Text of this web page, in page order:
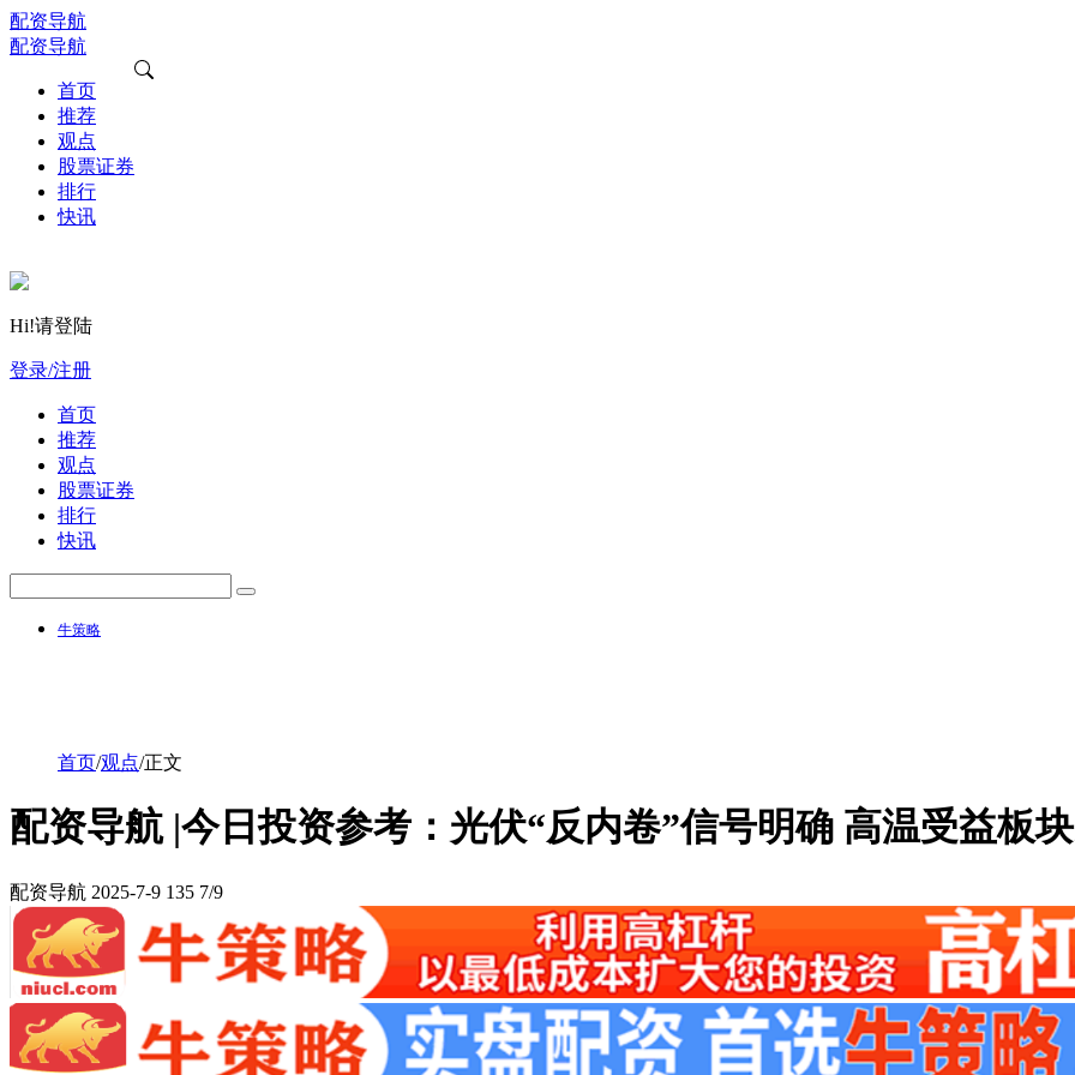
配资导航
配资导航
首页
推荐
观点
股票证券
排行
快讯
Hi!请登陆
登录/注册
首页
推荐
观点
股票证券
排行
快讯
牛策略
首页/观点/正文
配资导航 |今日投资参考：光伏“反内卷”信号明确 高温受益板
配资导航 2025-7-9 135 7/9